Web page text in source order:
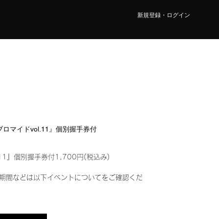
新規登録・ログイン
マイドvol.11』個別握手券付
』個別握手券付1,700円(税込み)
間などは以下イベントについてをご確認くだ